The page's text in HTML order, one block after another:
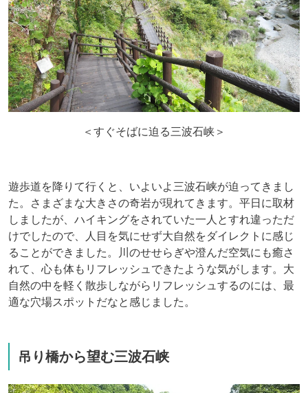
＜すぐそばに迫る三波石峡＞
遊歩道を降りて行くと、いよいよ三波石峡が迫ってきまし
た。さまざまな大きさの奇岩が現れてきます。平日に取材
しましたが、ハイキングをされていた一人とすれ違っただ
けでしたので、人目を気にせず大自然をダイレクトに感じ
ることができました。川のせせらぎや澄んだ空気にも癒さ
れて、心も体もリフレッシュできたような気がします。大
自然の中を軽く散歩しながらリフレッシュするのには、最
適な穴場スポットだなと感じました。
吊り橋から望む三波石峡